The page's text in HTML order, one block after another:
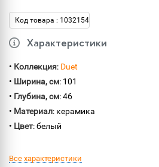
Код товара : 1032154
Характеристики
• Коллекция: Duet
• Ширина, см: 101
• Глубина, см: 46
• Материал: керамика
• Цвет: белый
Все характеристики